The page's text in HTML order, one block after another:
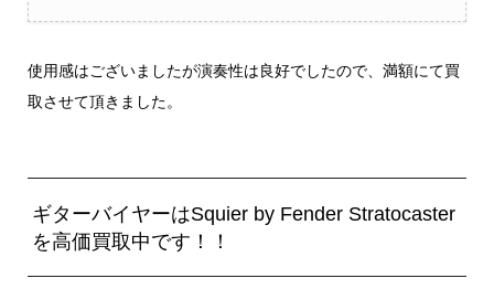
使用感はございましたが演奏性は良好でしたので、満額にて買
取させて頂きました。
ギターバイヤーはSquier by Fender Stratocaster
を高価買取中です！！